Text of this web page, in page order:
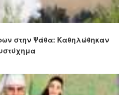
στην Ψάθα: Καθηλώθηκαν